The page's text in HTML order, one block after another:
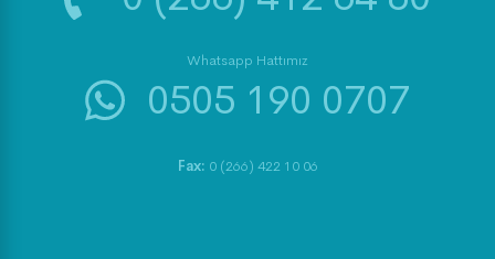
Whatsapp Hattımız
0505 190 0707
Fax: 0 (266) 422 10 06